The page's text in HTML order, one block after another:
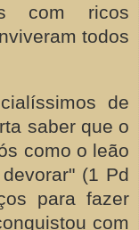
com ricos
todos
de
saber que o
como o leão
(1 Pd
para fazer
com